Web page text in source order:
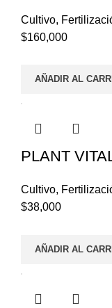
Cultivo,
$160,000
AÑADIR AL
PLANT
Cultivo,
$38,000
AÑADIR AL